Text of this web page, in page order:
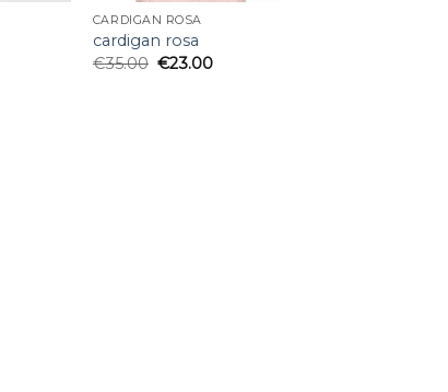
CARDIGAN ROSA
cardigan rosa
€35.00 €23.00